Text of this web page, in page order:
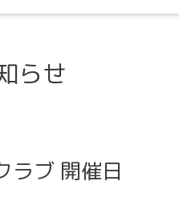
らせ
ラブ 開催日